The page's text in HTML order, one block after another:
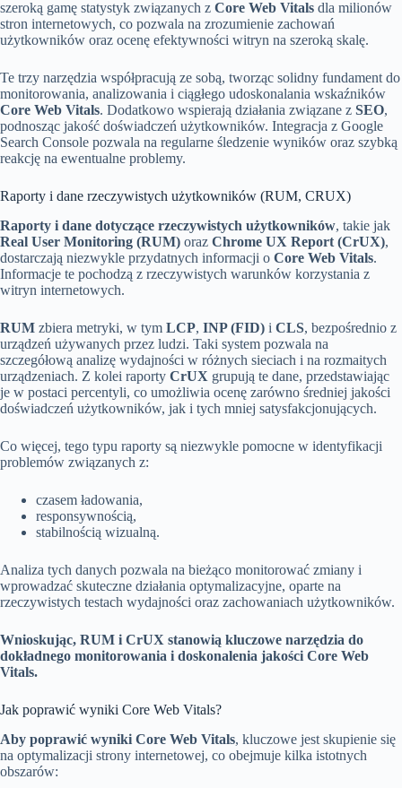
szeroką gamę statystyk związanych z Core Web Vitals dla milionów
stron internetowych, co pozwala na zrozumienie zachowań
użytkowników oraz ocenę efektywności witryn na szeroką skalę.
Te trzy narzędzia współpracują ze sobą, tworząc solidny fundament do
monitorowania, analizowania i ciągłego udoskonalania wskaźników
Core Web Vitals. Dodatkowo wspierają działania związane z SEO,
podnosząc jakość doświadczeń użytkowników. Integracja z Google
Search Console pozwala na regularne śledzenie wyników oraz szybką
reakcję na ewentualne problemy.
Raporty i dane rzeczywistych użytkowników (RUM, CRUX)
Raporty i dane dotyczące rzeczywistych użytkowników, takie jak
Real User Monitoring (RUM) oraz Chrome UX Report (CrUX),
dostarczają niezwykle przydatnych informacji o Core Web Vitals.
Informacje te pochodzą z rzeczywistych warunków korzystania z
witryn internetowych.
RUM zbiera metryki, w tym LCP, INP (FID) i CLS, bezpośrednio z
urządzeń używanych przez ludzi. Taki system pozwala na
szczegółową analizę wydajności w różnych sieciach i na rozmaitych
urządzeniach. Z kolei raporty CrUX grupują te dane, przedstawiając
je w postaci percentyli, co umożliwia ocenę zarówno średniej jakości
doświadczeń użytkowników, jak i tych mniej satysfakcjonujących.
Co więcej, tego typu raporty są niezwykle pomocne w identyfikacji
problemów związanych z:
czasem ładowania,
responsywnością,
stabilnością wizualną.
Analiza tych danych pozwala na bieżąco monitorować zmiany i
wprowadzać skuteczne działania optymalizacyjne, oparte na
rzeczywistych testach wydajności oraz zachowaniach użytkowników.
Wnioskując, RUM i CrUX stanowią kluczowe narzędzia do
dokładnego monitorowania i doskonalenia jakości Core Web
Vitals.
Jak poprawić wyniki Core Web Vitals?
Aby poprawić wyniki Core Web Vitals, kluczowe jest skupienie się
na optymalizacji strony internetowej, co obejmuje kilka istotnych
obszarów: